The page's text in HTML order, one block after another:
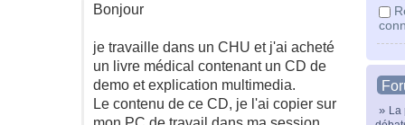
» La
Bonjour
je travaille dans un CHU et j'ai acheté
un livre médical contenant un CD de
demo et explication multimedia.
Le contenu de ce CD, je l'ai copier sur